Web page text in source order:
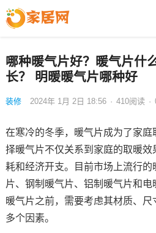
哪种暖气片好？暖气片什
长？ 明暖暖气片哪种好
装修 2024年 1月 2日 18:56 · 410阅读 ·
在寒冷的冬季，暖气片成为了家
择暖气片不仅关系到家庭的取暖
耗和经济开支。目前市场上流行的
片、钢制暖气片、铝制暖气片和
暖气片之前，需要考虑其材质、
多个因素。